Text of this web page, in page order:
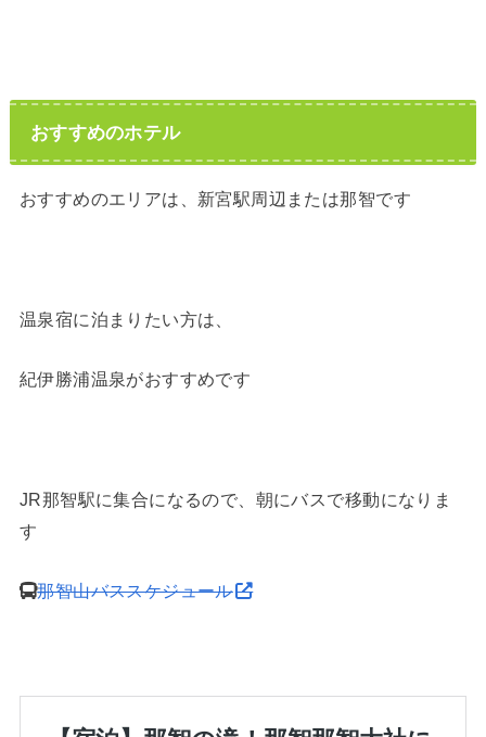
おすすめのホテル
おすすめのエリアは、新宮駅周辺または那智です
温泉宿に泊まりたい方は、
紀伊勝浦温泉がおすすめです
JR那智駅に集合になるので、朝にバスで移動になりま
す
那智山バススケジュール